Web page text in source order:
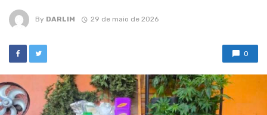
By DARLIM 29 de maio de 2026
0